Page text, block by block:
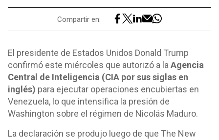
Compartir en:
El presidente de Estados Unidos Donald Trump
confirmó este miércoles que autorizó a la Agencia
Central de Inteligencia (CIA por sus siglas en
inglés) para ejecutar operaciones encubiertas en
Venezuela, lo que intensifica la presión de
Washington sobre el régimen de Nicolás Maduro.
La declaración se produjo luego de que The New